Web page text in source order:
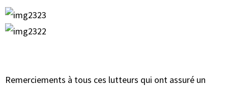
Remerciements à tous ces lutteurs qui ont assuré un